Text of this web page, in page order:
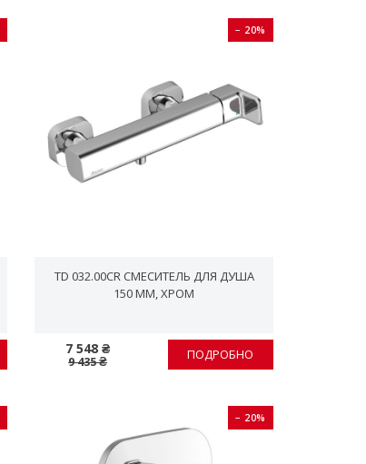
− 20%
TD 032.00CR СМЕСИТЕЛЬ ДЛЯ ДУША
150 ММ, ХРОМ
7 548 ₴
9 435 ₴ ПОДРОБНО
− 20%